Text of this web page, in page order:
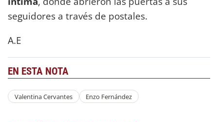
seguidores a través de postales.
A.E
EN ESTA NOTA
Valentina Cervantes Enzo Fernández